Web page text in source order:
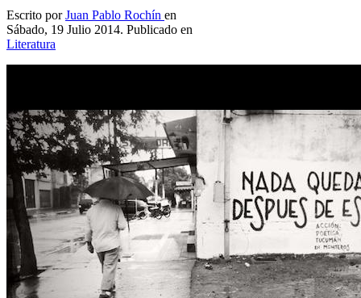
Escrito porJuan Pablo Rochín en
Sábado, 19 Julio 2014. Publicado en
Literatura